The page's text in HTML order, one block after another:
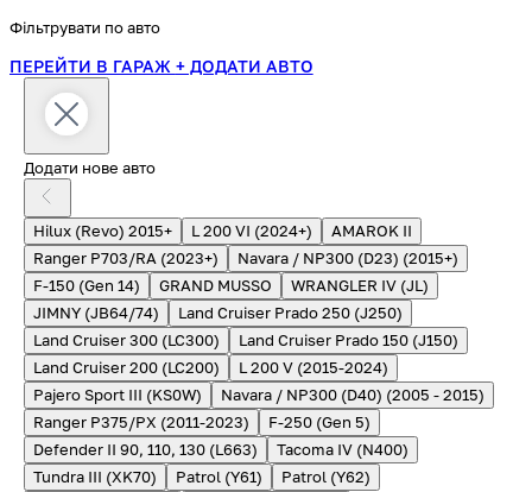
Фільтрувати по авто
ПЕРЕЙТИ В ГАРАЖ + ДОДАТИ АВТО
Додати нове авто
Hilux (Revo) 2015+ L 200 VI (2024+)
AMAROK II
Ranger P703/RA (2023+)
Navara / NP300 (D23) (2015+)
F-150 (Gen 14)
GRAND MUSSO
WRANGLER IV (JL)
JIMNY (JB64/74)
Land Cruiser Prado 250 (J250)
Land Cruiser 300 (LC300)
Land Cruiser Prado 150 (J150)
Land Cruiser 200 (LC200)
L 200 V (2015-2024)
Pajero Sport III (KS0W)
Navara / NP300 (D40) (2005 - 2015)
Ranger P375/PX (2011-2023)
F-250 (Gen 5)
Defender II 90, 110, 130 (L663)
Tacoma IV (N400)
Tundra III (XK70)
Patrol (Y61)
Patrol (Y62)